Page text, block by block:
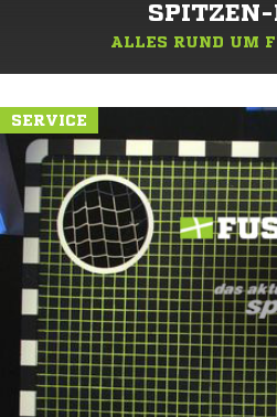
SPITZEN-
ALLES RUND UM
SERVICE